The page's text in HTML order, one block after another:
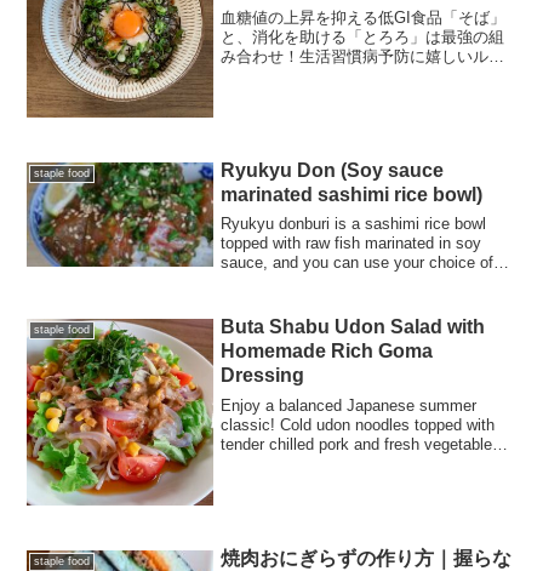
血糖値の上昇を抑える低GI食品「そば」
と、消化を助ける「とろろ」は最強の組
み合わせ！生活習慣病予防に嬉しいルチ
staple food
Ryukyu Don (Soy sauce
marinated sashimi rice bowl)
Ryukyu donburi is a sashimi rice bowl
topped with raw fish marinated in soy
sauce, and you can use your choice of
staple food
Buta Shabu Udon Salad with
Homemade Rich Goma
Dressing
Enjoy a balanced Japanese summer
classic! Cold udon noodles topped with
tender chilled pork and fresh vegetables,
staple food
焼肉おにぎらずの作り方｜握らな